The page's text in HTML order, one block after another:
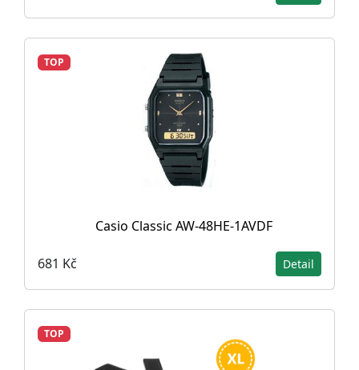
TOP
Casio Classic AW-48HE-1AVDF
681 Kč Detail
TOP